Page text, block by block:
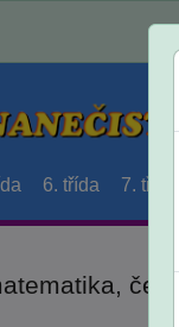
6. třída 7. třída